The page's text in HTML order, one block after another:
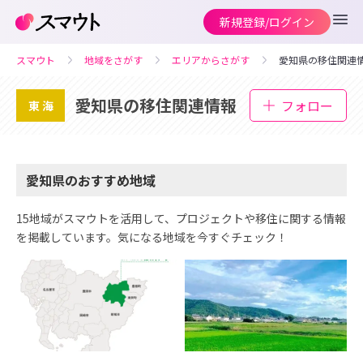
新規登録/ログイン
スマウト 地域をさがす エリアからさがす 愛知県の移住関連
東海 愛知県の移住関連情報 フォロー
愛知県のおすすめ地域
15地域がスマウトを活用して、プロジェクトや移住に関する情報
を掲載しています。気になる地域を今すぐチェック！